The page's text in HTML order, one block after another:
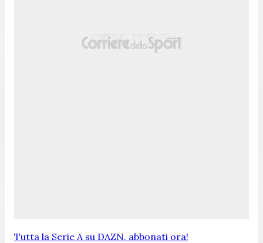
Tutta la Serie A su DAZN, abbonati ora!